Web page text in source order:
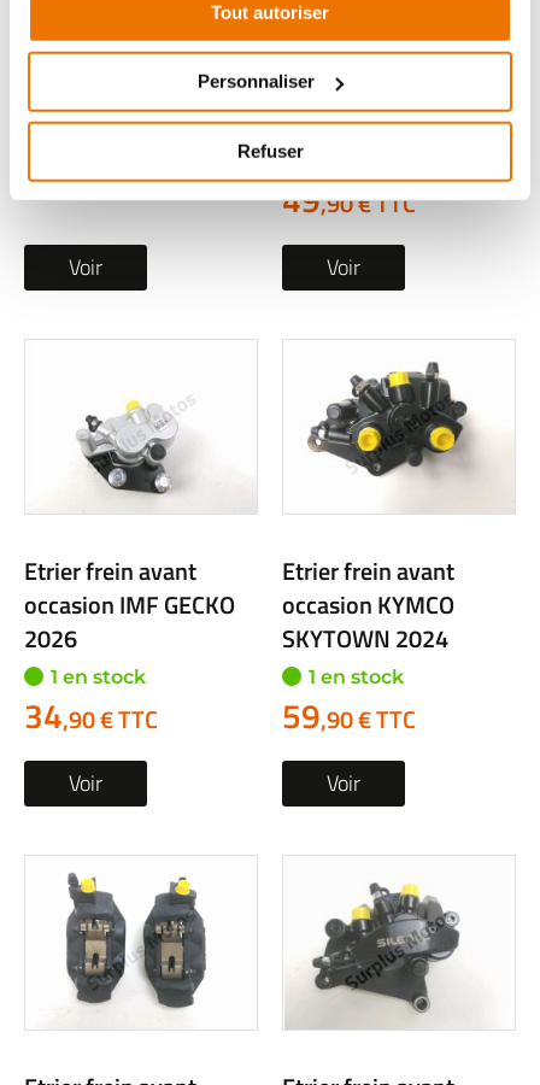
Tout autoriser
Personnaliser
Refuser
occasion EASY WATTS
E-STOCK MAX 2021
1 en stock
29,90 € TTC
Voir
Etrier frein avant
occasion PINK
MOBILITY PINK STYLE
2021
49,90 € TTC
Voir
Etrier frein avant
occasion IMF GECKO
2026
1 en stock
34,90 € TTC
Voir
Etrier frein avant
occasion KYMCO
SKYTOWN 2024
1 en stock
59,90 € TTC
Voir